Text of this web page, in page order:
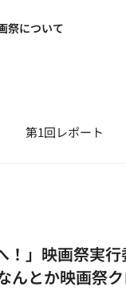
祭について
第1回レポート
！」映画祭実
んとか映画祭